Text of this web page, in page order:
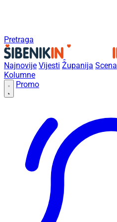
Pretraga
Najnovije Vijesti Županija Scena
Kolumne
Promo